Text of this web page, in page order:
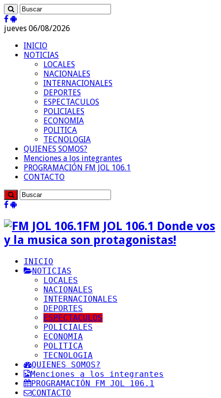
jueves 06/08/2026
INICIO
NOTICIAS
LOCALES
NACIONALES
INTERNACIONALES
DEPORTES
ESPECTACULOS
POLICIALES
ECONOMIA
POLITICA
TECNOLOGIA
QUIENES SOMOS?
Menciones a los integrantes
PROGRAMACIÓN FM JOL 106.1
CONTACTO
FM JOL 106.1 Donde vos
y la musica son protagonistas!
INICIO
NOTICIAS
LOCALES
NACIONALES
INTERNACIONALES
DEPORTES
ESPECTACULOS
POLICIALES
ECONOMIA
POLITICA
TECNOLOGIA
QUIENES SOMOS?
Menciones a los integrantes
PROGRAMACIÓN FM JOL 106.1
CONTACTO